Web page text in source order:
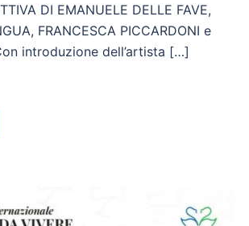
DI EMANUELE DELLE FAVE,
FRANCESCA PICCARDONI e
introduzione dell’artista […]